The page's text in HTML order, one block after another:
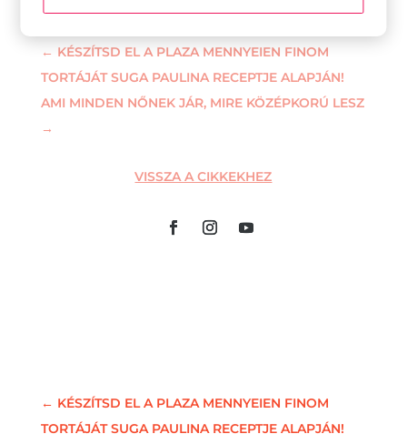
← KÉSZÍTSD EL A PLAZA MENNYEIEN FINOM
TORTÁJÁT SUGA PAULINA RECEPTJE ALAPJÁN!
AMI MINDEN NŐNEK JÁR, MIRE KÖZÉPKORÚ LESZ
→
VISSZA A CIKKEKHEZ
← KÉSZÍTSD EL A PLAZA MENNYEIEN FINOM
TORTÁJÁT SUGA PAULINA RECEPTJE ALAPJÁN!